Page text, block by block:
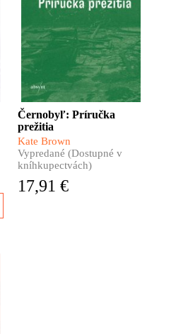
dovtedy celkom
bezvýznamné miesto.
Černobyľ: Príručka
prežitia
Kate Brown
Vypredané (Dostupné v
kníhkupectvách)
17,91 €